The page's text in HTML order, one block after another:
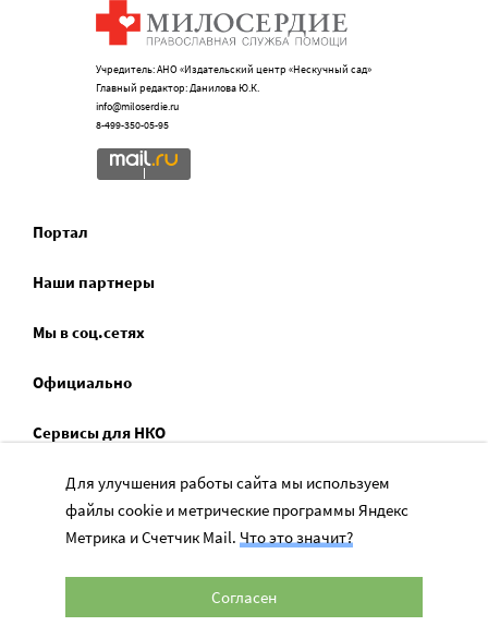
Учредитель: АНО «Издательский центр «Нескучный сад»
Главный редактор: Данилова Ю.К.
info@miloserdie.ru
8-499-350-05-95
Портал
Наши партнеры
Мы в соц.сетях
Официально
Сервисы для НКО
Спецпроекты
Социальное служение
Для улучшения работы сайта мы используем
файлы cookie и метрические программы Яндекс
Метрика и Счетчик Mail. Что это значит?
Согласен